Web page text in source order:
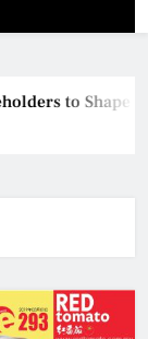
to Shape the